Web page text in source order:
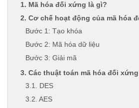
1. Mã hóa đối xứng là gì?
2. Cơ chế hoạt động của mã hóa
Bước 1: Tạo khóa
Bước 2: Mã hóa dữ liệu
Bước 3: Giải mã
3. Các thuật toán mã hóa đối
3.1. DES
3.2. AES